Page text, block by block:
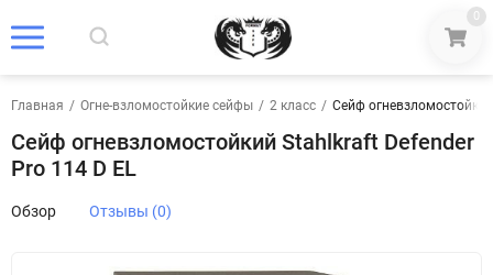
0
Главная / Огне-взломостойкие сейфы / 2 класс / Сейф
Сейф огневзломостойкий Stahlkraft Defender
Pro 114 D EL
Обзор Отзывы (0)